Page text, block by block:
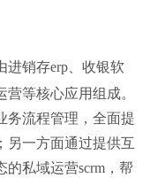
进销存erp、收银软
等核心应用组成。
务流程管理，全面提
另一方面通过提供互
的私域运营scrm，帮